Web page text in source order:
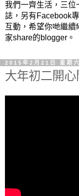
我們一齊生活，三位
誌，另有Facebook
互動，希望你哋繼
家share的blogger。
2015年2月21日 星期六
大年初二開心